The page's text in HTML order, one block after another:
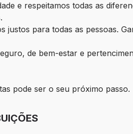
e respeitamos todas as
justos para todas as pessoas.
de bem-estar e
pode ser o seu próximo passo.